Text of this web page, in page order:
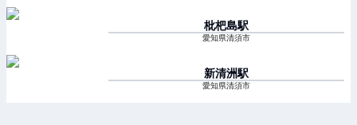
枇杷島駅
愛知県清須市
新清洲駅
愛知県清須市